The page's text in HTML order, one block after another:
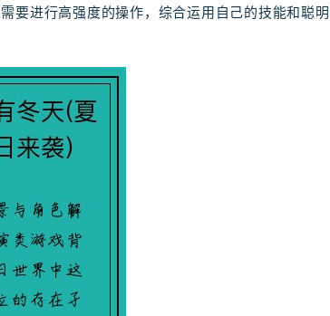
要进行高强度的操作，综合运用自己的技能和聪